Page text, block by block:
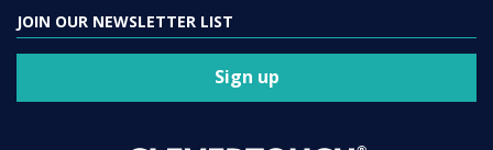
JOIN OUR NEWSLETTER LIST
Sign up